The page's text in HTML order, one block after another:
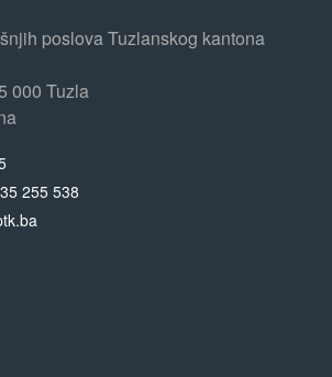
poslova Tuzlanskog kantona
000 Tuzla
255 538